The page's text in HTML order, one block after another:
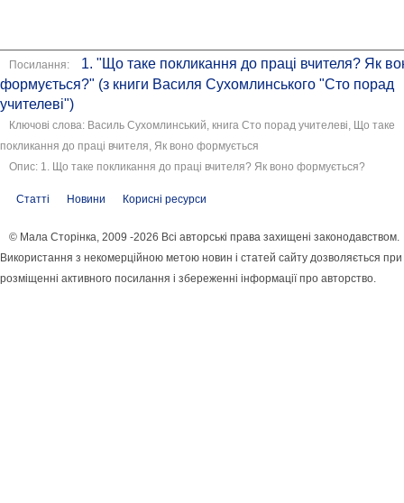
Посилання:
1. "Що таке покликання до праці вчителя? Як
формується?" (з книги Василя Сухомлинського "Сто порад
учителеві")
Ключові слова: Василь Сухомлинський, книга Сто порад учителеві, Що таке
покликання до праці вчителя, Як воно формується
Опис: 1. Що таке покликання до праці вчителя? Як воно формується?
Статті Новини Корисні ресурси
© Мала Сторінка, 2009 -2026 Всі авторські права захищені законодавством.
Використання з некомерційною метою новин і статей сайту дозволяється при
розміщенні активного посилання і збереженні інформації про авторство.